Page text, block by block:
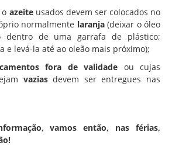
o azeiteusados devem ser colocados no
normalmente laranja(deixar o óleo
dentro de uma garrafa de plástico;
e levá-la até ao oleão mais próximo);
fora de validade ou cujas
vaziasdevem ser entregues nas
vamos então, nas férias,